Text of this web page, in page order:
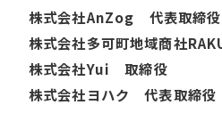
株式会社AnZog 代表取締役
株式会社多可町地域商社
株式会社Yui 取締役
株式会社ヨハク 代表取締役